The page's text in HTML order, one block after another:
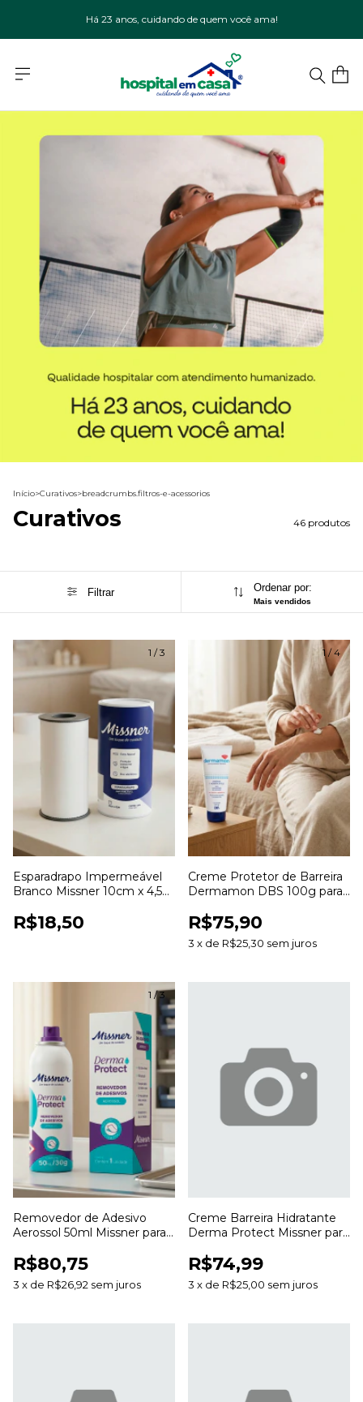
Há 23 anos, cuidando de quem você ama!
Início>Curativos>breadcrumbs.filtros-e-acessorios
Curativos 46 produtos
Filtrar Ordenar por:
Mais vendidos
1 /3
Esparadrapo Impermeável
Branco Missner 10cm x 4,5m
R$18,50
1/4
Creme Protetor de Barreira
Dermamon DBS 100g para
Pele
R$75,90
3 x de R$25,30 sem juros
1 /3
Removedor de Adesivo
Aerossol 50ml Missner para
Resíduos
R$80,75
3 x de R$26,92 sem juros
Creme Barreira Hidratante
Derma Protect Missner para
Pele
R$74,99
3 x de R$25,00 sem juros